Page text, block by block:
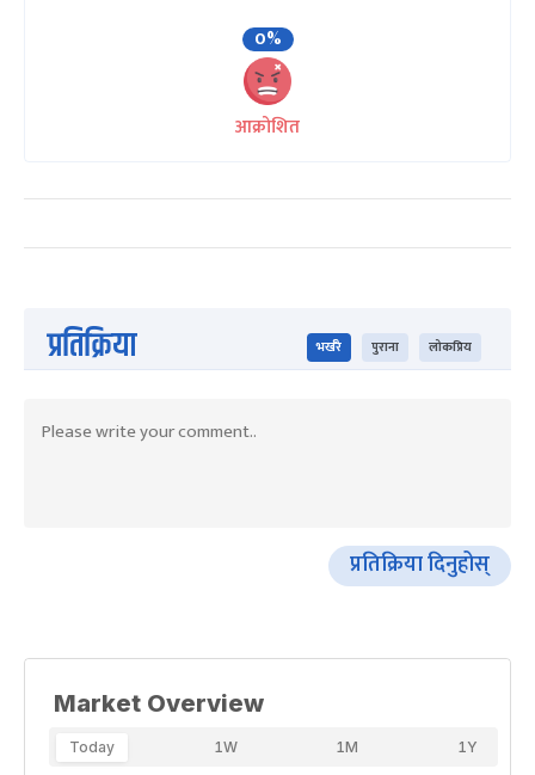
0%
आक्रोशित
प्रतिक्रिया भर्खरै पुराना लोकप्रिय
प्रतिक्रिया दिनुहोस्